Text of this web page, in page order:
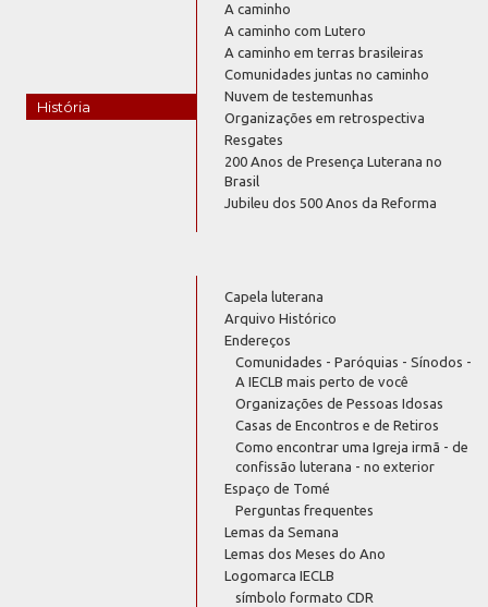
História
A caminho
A caminho com Lutero
A caminho em terras brasileiras
Comunidades juntas no caminho
Nuvem de testemunhas
Organizações em retrospectiva
Resgates
200 Anos de Presença Luterana no
Brasil
Jubileu dos 500 Anos da Reforma
Capela luterana
Arquivo Histórico
Endereços
Comunidades - Paróquias - Sínodos -
A IECLB mais perto de você
Organizações de Pessoas Idosas
Casas de Encontros e de Retiros
Como encontrar uma Igreja irmã - de
confissão luterana - no exterior
Espaço de Tomé
Perguntas frequentes
Lemas da Semana
Lemas dos Meses do Ano
Logomarca IECLB
símbolo formato CDR